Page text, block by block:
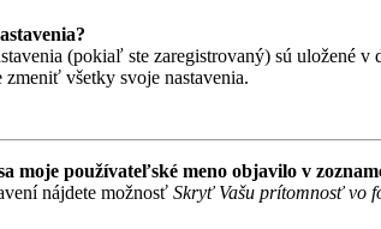
(pokiaľ ste zaregistrovaný) sú uložené
zmeniť všetky svoje nastavenia.
moje používateľské meno objavilo v
nájdete možnosť Skryť Vašu prítomnosť vo